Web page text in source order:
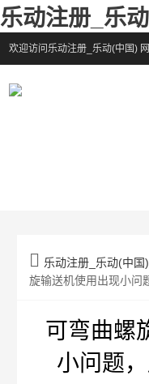
乐动注册_乐
欢迎访问乐动注册_乐动(中国) 网
 乐动注册_乐动(中国)
旋输送机使用出现小问
可弯曲螺
小问题